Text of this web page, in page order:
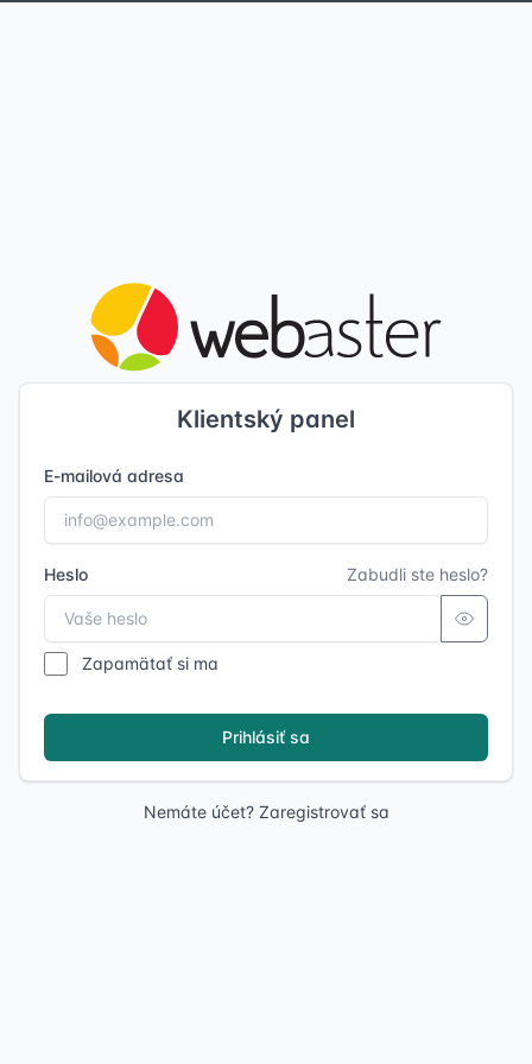
Klientský panel
E-mailová adresa
Heslo Zabudli ste heslo?
Zapamätať si ma
Prihlásiť sa
Nemáte účet? Zaregistrovať sa